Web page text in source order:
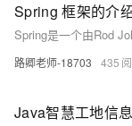
Spring 框架的介
路卿老师-18703 435